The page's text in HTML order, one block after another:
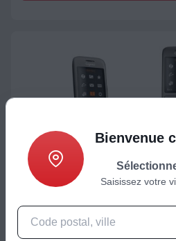
Téléphone sans fil GIGASET
Bienvenue
Saisissez votre